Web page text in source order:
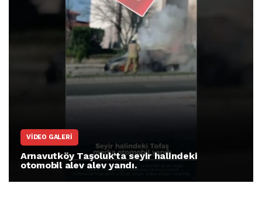
VIDEO GALERI
Arnavutköy Taşoluk’ta seyir halindeki
otomobil alev alev yandı.